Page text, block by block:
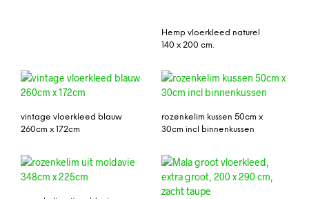
Hemp vloerkleed naturel
140 x 200 cm.
vintage vloerkleed blauw
260cm x 172cm
rozenkelim kussen 50cm x
30cm incl binnenkussen